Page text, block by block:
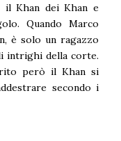
il Khan dei Khan e
Quando Marco
è solo un ragazzo
intrighi della corte.
però il Khan si
secondo i